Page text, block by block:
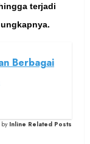
terjadi
Berbagai
Inline Related Posts